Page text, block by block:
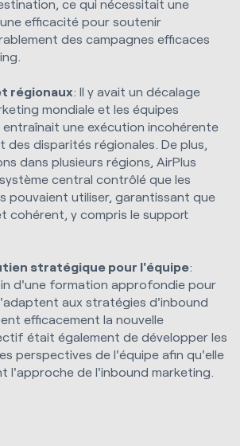
ce qui nécessitait une
efficacité pour soutenir
des campagnes efficaces
régionaux: Il y avait un décalage
mondiale et les équipes
entraînait une exécution incohérente
des disparités régionales. De plus,
dans plusieurs régions, AirPlus
central contrôlé que les
pouvaient utiliser, garantissant que
cohérent, y compris le support
stratégique pour l'équipe:
d'une formation approfondie pour
aux stratégies d'inbound
efficacement la nouvelle
était également de développer les
perspectives de l'équipe afin qu'elle
l'approche de l'inbound marketing.